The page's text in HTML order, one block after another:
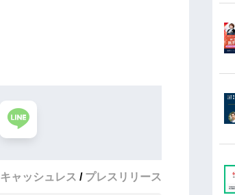
キャッシュレス プレスリリース